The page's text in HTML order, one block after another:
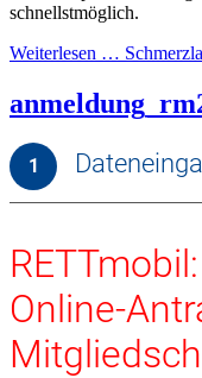
schnellstmöglich.
Weiterlesen …
1
RETTmobil:
Online-